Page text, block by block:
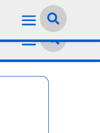
Español

